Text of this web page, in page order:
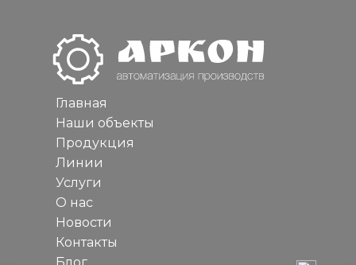
Главная
Наши объекты
Продукция
Линии
Услуги
О нас
Новости
Контакты